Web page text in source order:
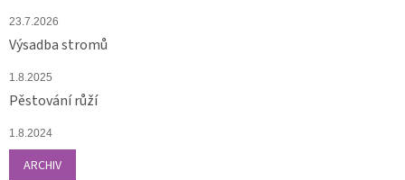
23.7.2026
Výsadba stromů
1.8.2025
Pěstování růží
1.8.2024
ARCHIV